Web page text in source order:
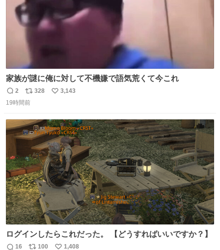
家族が謎に俺に対して不機嫌で語気荒くて今これ
返
信
2
リ
ポ
ト
数
328
い
数
3,143
19時間前
ログインしたらこれだった。 【どうすればいいですか？】
16 100 1,408